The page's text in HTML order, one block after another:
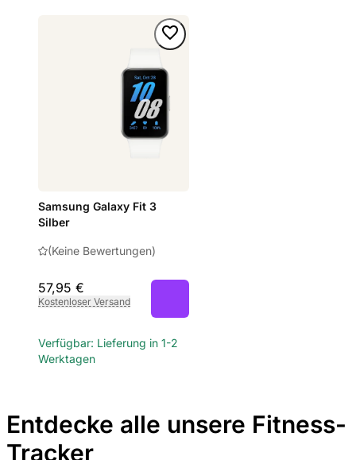
Samsung Galaxy Fit 3
Silber
(Keine Bewertungen)
57,95 €
Kostenloser Versand
Verfügbar: Lieferung in 1-2
Werktagen
Entdecke alle unsere Fitness-
Tracker